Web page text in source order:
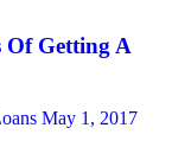
Of Getting A
May 1, 2017